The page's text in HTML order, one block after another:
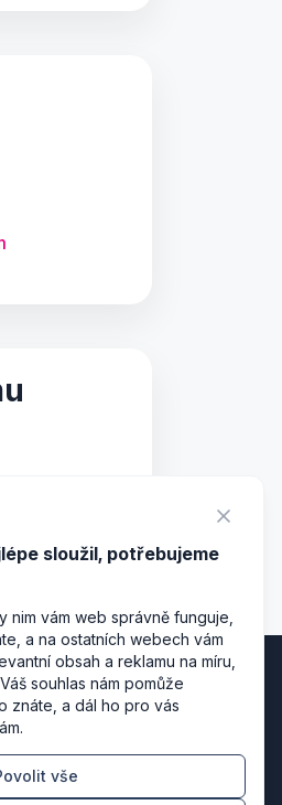
sloužil, potřebujeme
nim vám web správně funguje,
a na ostatních webech vám
obsah a reklamu na míru,
souhlas nám pomůže
znáte, a dál ho pro vás
vše